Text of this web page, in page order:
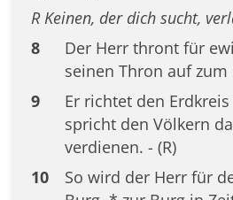
R Keinen, der dich sucht,
8
Der Herr thront für
seinen Thron auf zum
9
Er richtet den
spricht den Völkern
verdienen. - (R)
10
So wird der Herr für